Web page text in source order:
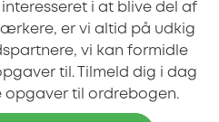
i at blive del af
er vi altid på udkig
vi kan formidle
til. Tilmeld dig i dag
til ordrebogen.